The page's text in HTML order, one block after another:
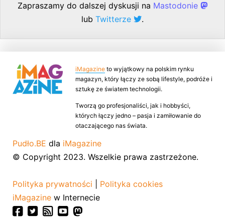
Zapraszamy do dalszej dyskusji na Mastodonie
lub Twitterze .
iMagazine to wyjątkowy na polskim rynku
magazyn, który łączy ze sobą lifestyle, podróże i
sztukę ze światem technologii.
Tworzą go profesjonaliści, jak i hobbyści,
których łączy jedno – pasja i zamiłowanie do
otaczającego nas świata.
Pudło.BE dla iMagazine
© Copyright 2023. Wszelkie prawa zastrzeżone.
Polityka prywatności
Polityka cookies
iMagazine w Internecie